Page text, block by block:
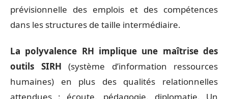
prévisionnelle des emplois et des compétences
dans les structures de taille intermédiaire.
La polyvalence RH implique une maîtrise des
outils SIRH (système d’information ressources
humaines) en plus des qualités relationnelles